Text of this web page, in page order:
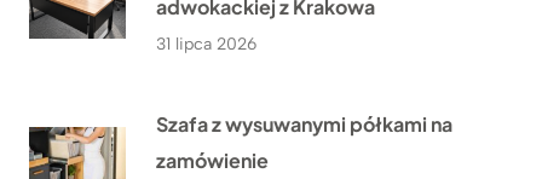
adwokackiej z Krakowa
31 lipca 2026
Szafa z wysuwanymi półkami na
zamówienie